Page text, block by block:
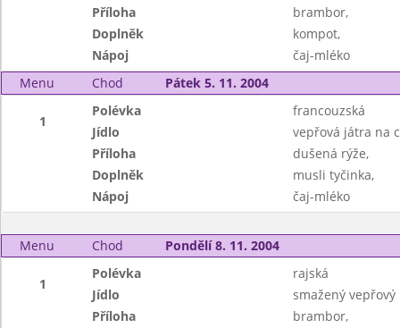
Příloha
brambor,
Doplněk
kompot,
Nápoj
čaj-mléko
Menu
Chod Pátek 5. 11. 2004
1
Polévka
francouzská
Jídlo
vepřová játra na
Příloha
dušená rýže,
Doplněk
musli tyčinka,
Nápoj
čaj-mléko
Menu Chod Pondělí 8. 11. 2004
1
Polévka
rajská
Jídlo
smažený vepřový
Příloha
brambor,